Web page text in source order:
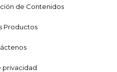
de Contenidos
Productos
privacidad